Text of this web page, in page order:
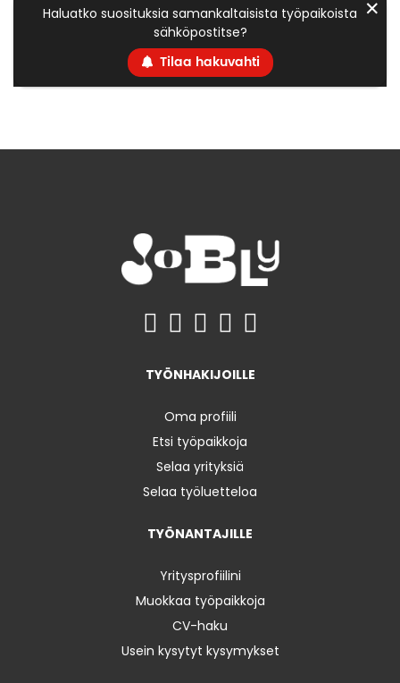
Haluatko suosituksia samankaltaisista työpaikoista
sähköpostitse?
Tilaa hakuvahti
✕
TYÖNHAKIJOILLE
Oma profiili
Etsi työpaikkoja
Selaa yrityksiä
Selaa työluetteloa
TYÖNANTAJILLE
Yritysprofiilini
Muokkaa työpaikkoja
CV-haku
Usein kysytyt kysymykset